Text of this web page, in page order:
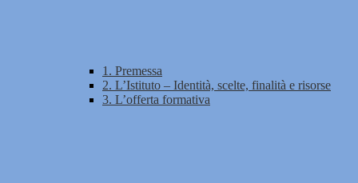
1. Premessa
2. L’Istituto – Identità, scelte, finalità e risorse
3. L’offerta formativa